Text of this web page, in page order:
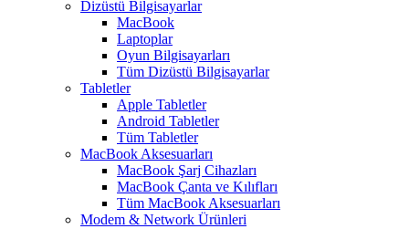
Dizüstü Bilgisayarlar
MacBook
Laptoplar
Oyun Bilgisayarları
Tüm Dizüstü Bilgisayarlar
Tabletler
Apple Tabletler
Android Tabletler
Tüm Tabletler
MacBook Aksesuarları
MacBook Şarj Cihazları
MacBook Çanta ve Kılıfları
Tüm MacBook Aksesuarları
Modem & Network Ürünleri